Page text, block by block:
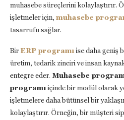
muhasebe süreçlerini kolaylaştırır.
işletmeler için, muhasebe
tasarrufu sağlar.
BirERP programı ise daha geniş
üretim, tedarik zinciri ve insan
entegre eder. Muhasebe
programı içinde bir modül olarak
işletmelere daha bütünsel bir
kolaylaştırır. Örneğin, bir müşteri